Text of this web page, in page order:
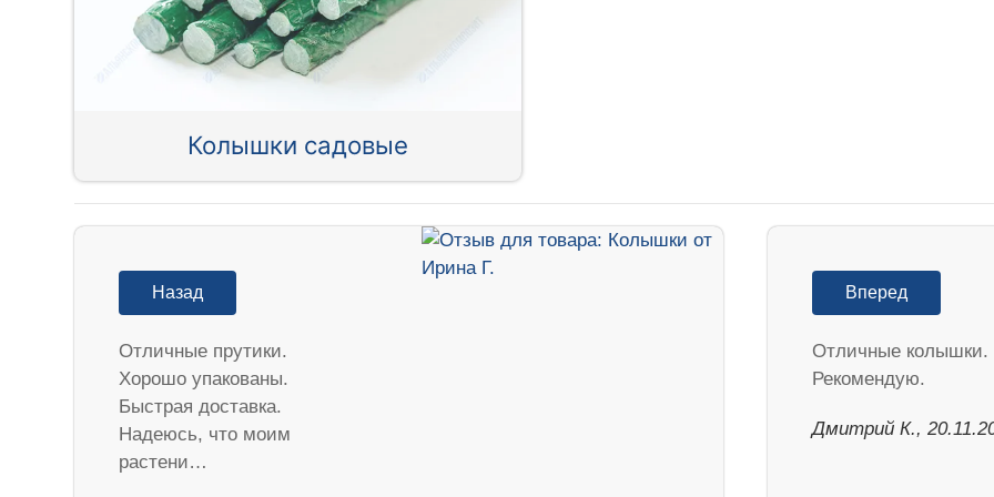
Колышки садовые
Назад
Отличные прутики.
Хорошо упакованы.
Быстрая доставка.
Надеюсь, что моим
растени…
Вперед
Отличные колышки.
Рекомендую.
Дмитрий К.,